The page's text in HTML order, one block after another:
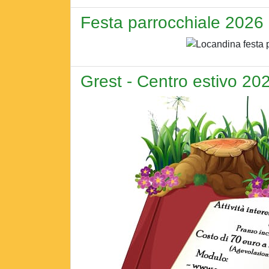
Festa parrocchiale 2026
Grest - Centro estivo